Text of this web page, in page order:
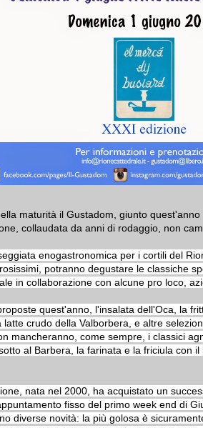
maturità il Gustadom, giunto
collaudata da anni di rodaggio, non
enogastronomica per i cortili del
potranno degustare le classiche
in collaborazione con alcune pro loco,
quest'anno, l'insalata dell'Oca, la
latte crudo della Valborbera, e altre
mancheranno, come sempre, i classici
al Barbera, la farinata e la friciula con
nata nel 2000, ha acquistato un
fisso del primo week end di
diverse novità: la più golosa è